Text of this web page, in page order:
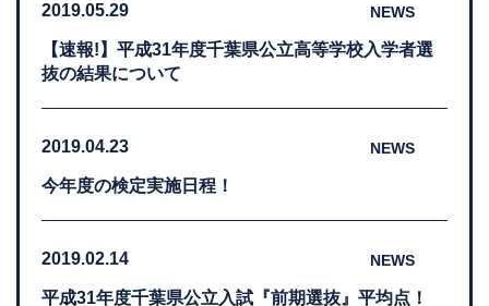
2019.05.29 NEWS
【速報!】平成31年度千葉県公立高等学校入学者選
抜の結果について
2019.04.23 NEWS
今年度の検定実施日程！
2019.02.14 NEWS
平成31年度千葉県公立入試『前期選抜』平均点！